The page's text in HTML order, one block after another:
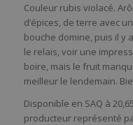
Couleur rubis violacé.
d’épices, de terre avec
bouche domine, puis il y
le relais, voir une
boire, mais le fruit
meilleur le lendemain.
Disponible en SAQ à
producteur représenté